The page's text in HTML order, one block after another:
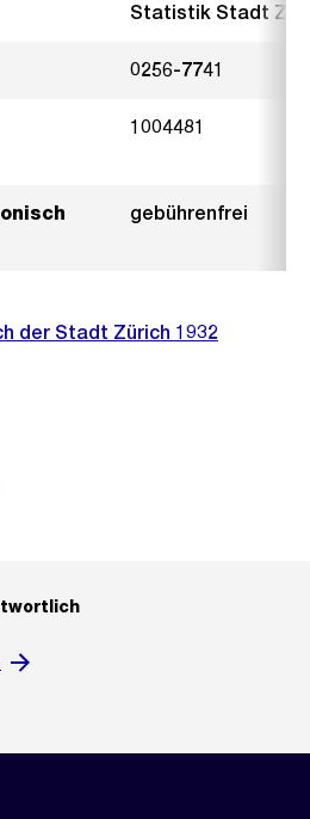
Statistik Stadt
0256-7741
1004481
gebührenfrei
der Stadt Zürich 1932